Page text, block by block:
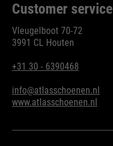
Customer service
Vleugelboot 70-72
3991 CL Houten
+31 30 - 6390468
info@atlasschoenen.nl
www.atlasschoenen.nl